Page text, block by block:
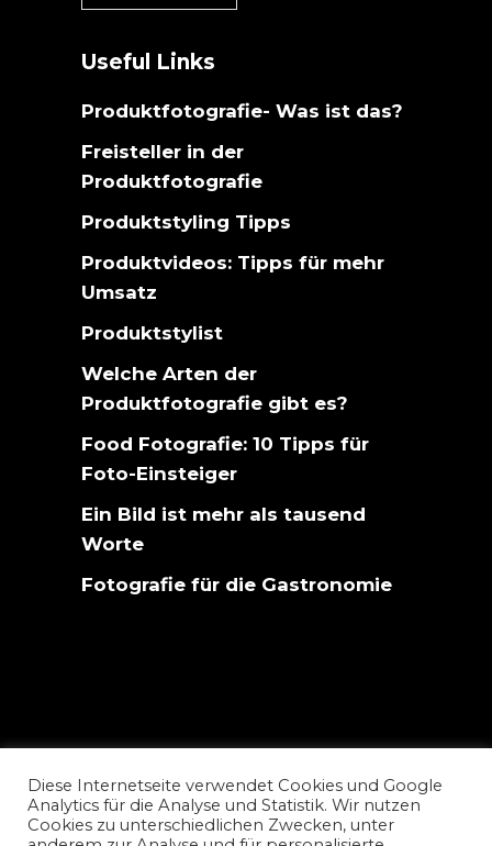
Useful Links
Produktfotografie- Was ist das?
Freisteller in der
Produktfotografie
Produktstyling Tipps
Produktvideos: Tipps für mehr
Umsatz
Produktstylist
Welche Arten der
Produktfotografie gibt es?
Food Fotografie: 10 Tipps für
Foto-Einsteiger
Ein Bild ist mehr als tausend
Worte
Fotografie für die Gastronomie
Diese Internetseite verwendet Cookies und Google
Analytics für die Analyse und Statistik. Wir nutzen
Cookies zu unterschiedlichen Zwecken, unter